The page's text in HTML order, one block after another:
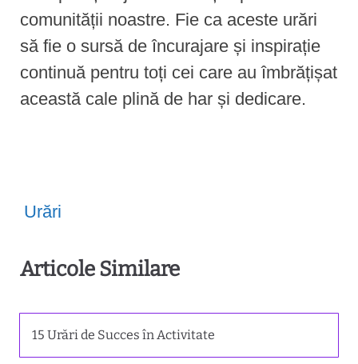
comunității noastre. Fie ca aceste urări
să fie o sursă de încurajare și inspirație
continuă pentru toți cei care au îmbrățișat
această cale plină de har și dedicare.
Urări
Articole Similare
15 Urări de Succes în Activitate